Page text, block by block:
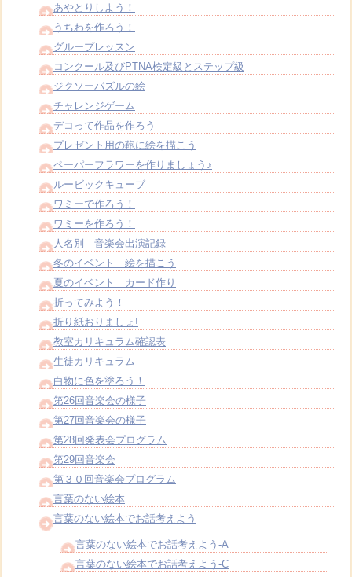
あやとりしよう！
うちわを作ろう！
グループレッスン
コンクール及びPTNA検定級とステップ級
ジクソーパズルの絵
チャレンジゲーム
デコって作品を作ろう
プレゼント用の鞄に絵を描こう
ペーパーフラワーを作りましょう♪
ルービックキューブ
ワミーで作ろう！
ワミーを作ろう！
人名別 音楽会出演記録
冬のイベント 絵を描こう
夏のイベント カード作り
折ってみよう！
折り紙おりましょ!
教室カリキュラム確認表
生徒カリキュラム
白物に色を塗ろう！
第26回音楽会の様子
第27回音楽会の様子
第28回発表会プログラム
第29回音楽会
第３０回音楽会プログラム
言葉のない絵本
言葉のない絵本でお話考えよう
言葉のない絵本でお話考えよう-A
言葉のない絵本でお話考えよう-C